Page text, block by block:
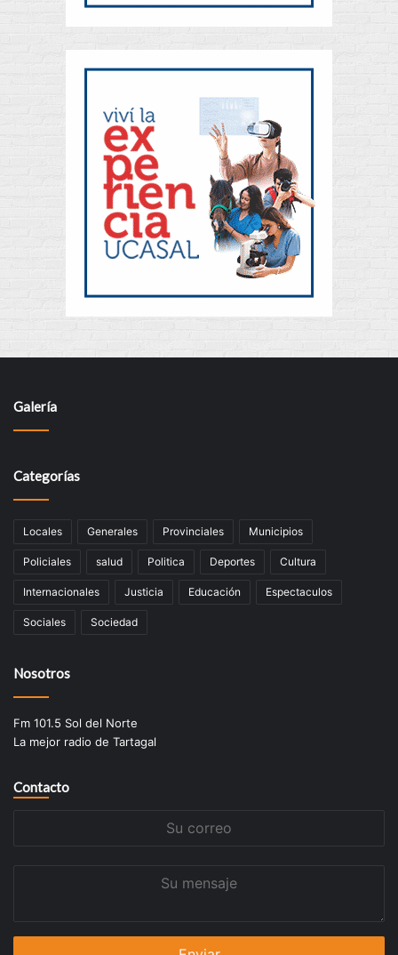
Galería
Categorías
Locales Generales Provinciales Municipios
Policiales salud Politica Deportes Cultura
Internacionales Justicia Educación Espectaculos
Sociales Sociedad
Nosotros
Fm 101.5 Sol del Norte
La mejor radio de Tartagal
Contacto